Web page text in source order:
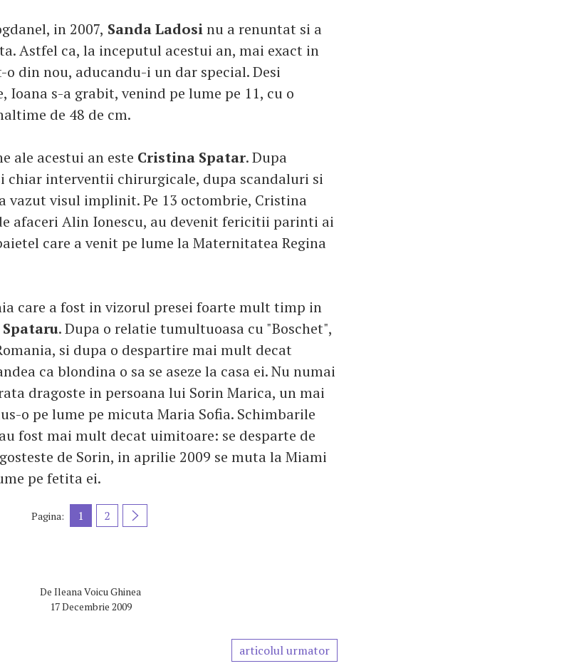
in 2007, Sanda Ladosinu a renuntat si a
Astfel ca, la inceputul acestui an, mai exact in
din nou, aducandu-i un dar special. Desi
Ioana s-a grabit, venind pe lume pe 11, cu o
de 48 de cm.
ale acestui an este Cristina Spatar. Dupa
chiar interventii chirurgicale, dupa scandaluri si
vazut visul implinit. Pe 13 octombrie, Cristina
afaceri Alin Ionescu, au devenit fericitii parinti ai
care a venit pe lume la Maternitatea Regina
care a fost in vizorul presei foarte mult timp in
. Dupa o relatie tumultuoasa cu "Boschet",
si dupa o despartire mai mult decat
ca blondina o sa se aseze la casa ei. Nu numai
dragoste in persoana lui Sorin Marica, un mai
o pe lume pe micuta Maria Sofia. Schimbarile
fost mai mult decat uimitoare: se desparte de
de Sorin, in aprilie 2009 se muta la Miami
pe fetita ei.
Pagina: 1 2
De Ileana Voicu Ghinea
17 Decembrie 2009
articolul urmator